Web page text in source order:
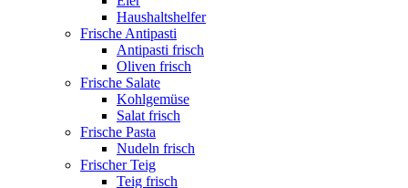
Haushaltshelfer
Frische Antipasti
Antipasti frisch
Oliven frisch
Frische Salate
Kohlgemüse
Salat frisch
Frische Pasta
Nudeln frisch
Frischer Teig
Teig frisch